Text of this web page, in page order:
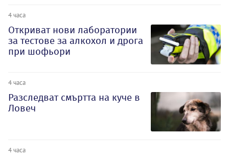
4 часа
Откриват нови лаборатории
за тестове за алкохол и дрога
при шофьори
4 часа
Разследват смъртта на куче в
Ловеч
4 часа